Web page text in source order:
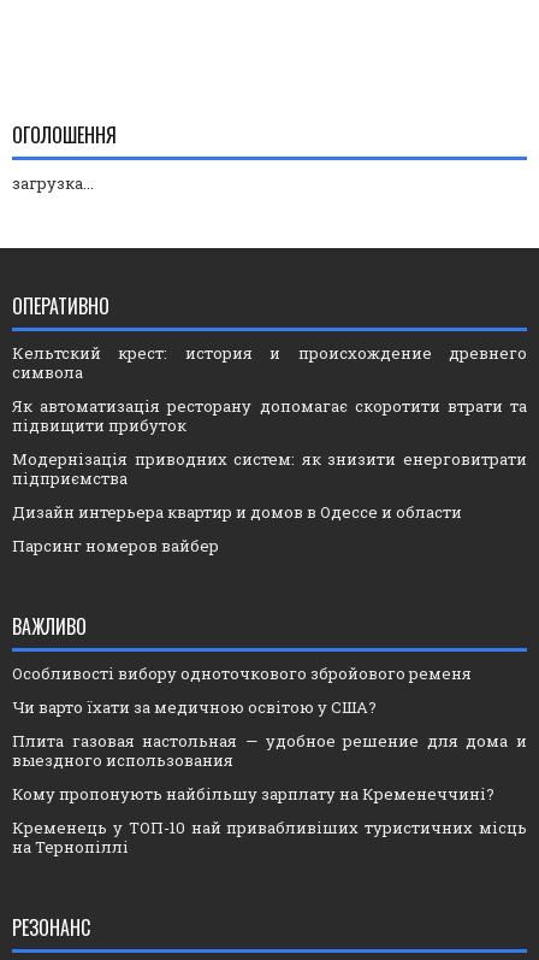
ОГОЛОШЕННЯ
загрузка...
ОПЕРАТИВНО
Кельтский крест: история и происхождение древнего
символа
Як автоматизація ресторану допомагає скоротити втрати та
підвищити прибуток
Модернізація приводних систем: як знизити енерговитрати
підприємства
Дизайн интерьера квартир и домов в Одессе и области
Парсинг номеров вайбер
ВАЖЛИВО
Особливості вибору одноточкового збройового ременя
Чи варто їхати за медичною освітою у США?
Плита газовая настольная — удобное решение для дома и
выездного использования
Кому пропонують найбільшу зарплату на Кременеччині?
Кременець у ТОП-10 най привабливіших туристичних місць
на Тернопіллі
РЕЗОНАНС